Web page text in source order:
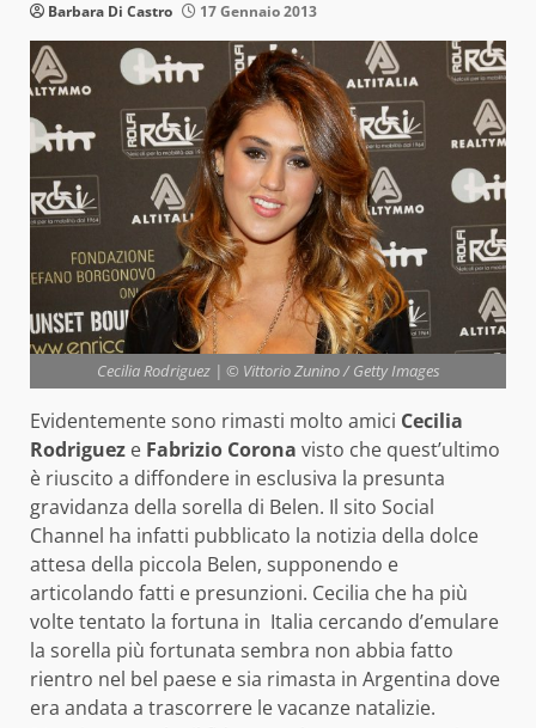
Barbara Di Castro 17 Gennaio 2013
Cecilia Rodriguez | © Vittorio Zunino / Getty Images
Evidentemente sono rimasti molto amici Cecilia
Rodriguez e Fabrizio Corona visto che quest’ultimo
è riuscito a diffondere in esclusiva la presunta
gravidanza della sorella di Belen. Il sito Social
Channel ha infatti pubblicato la notizia della dolce
attesa della piccola Belen, supponendo e
articolando fatti e presunzioni. Cecilia che ha più
volte tentato la fortuna in Italia cercando d’emulare
la sorella più fortunata sembra non abbia fatto
rientro nel bel paese e sia rimasta in Argentina dove
era andata a trascorrere le vacanze natalizie.